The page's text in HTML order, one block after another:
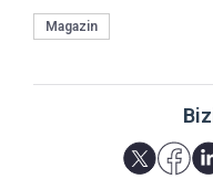
Magazin